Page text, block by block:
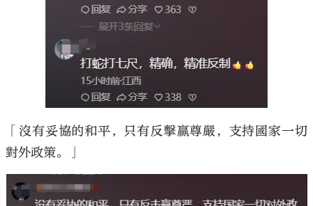
「沒有妥協的和平，只有反擊贏尊嚴，支持國家一切
對外政策。」